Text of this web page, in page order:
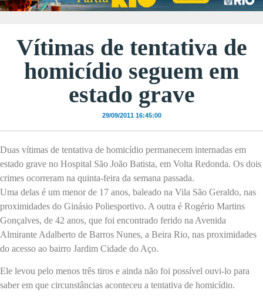
Vítimas de tentativa de
homicídio seguem em
estado grave
29/09/2011 16:45:00
Duas vítimas de tentativa de homicídio permanecem internadas em
estado grave no Hospital São João Batista, em Volta Redonda. Os dois
crimes ocorreram na quinta-feira da semana passada.
Uma delas é um menor de 17 anos, baleado na Vila São Geraldo, nas
proximidades do Ginásio Poliesportivo. A outra é Rogério Martins
Gonçalves, de 42 anos, que foi encontrado ferido na Avenida
Almirante Adalberto de Barros Nunes, a Beira Rio, nas proximidades
do acesso ao bairro Jardim Cidade do Aço.
Ele levou pelo menos três tiros e ainda não foi possível ouvi-lo para
saber em que circunstâncias aconteceu a tentativa de homicídio.